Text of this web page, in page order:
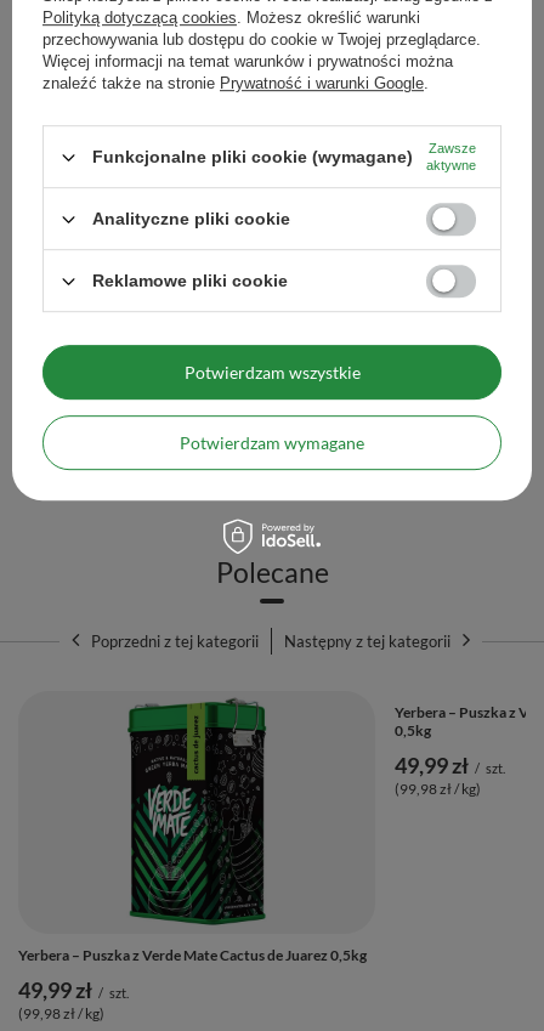
Zobacz również
Filtry papierowe do dripa Hario V60-01 (100 sztuk)
35,99 zł
Ilość produktów
Filtry papierowe do
39,99 zł /
Ilość produktów
Polecane
Poprzedni z tej kategorii Następny z tej kategorii
Yerbera – Puszka z Verde Mate Cactus de Juarez 0,5kg
49,99 zł / szt.
(99,98 zł / kg)
Yerbera – Puszka z
0,5kg
49,99 zł / szt.
(99,98 zł / kg)
Polityką dotyczącą cookies. Możesz określić warunki
przechowywania lub dostępu do cookie w Twojej przeglądarce.
Więcej informacji na temat warunków i prywatności można
znaleźć także na stronie Prywatność i warunki Google.
Funkcjonalne pliki cookie (wymagane)
Zawsze
aktywne
Analityczne pliki cookie
Reklamowe pliki cookie
Potwierdzam wymagane
Potwierdzam wszystkie